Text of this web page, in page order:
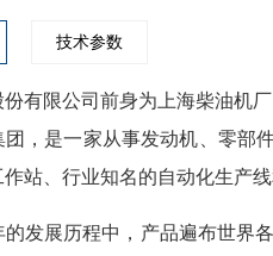
技术参数
份有限公司前身为上海柴油机
团，是一家从事发动机、零部
站、行业知名的自动化生产
的发展历程中，产品遍布世界